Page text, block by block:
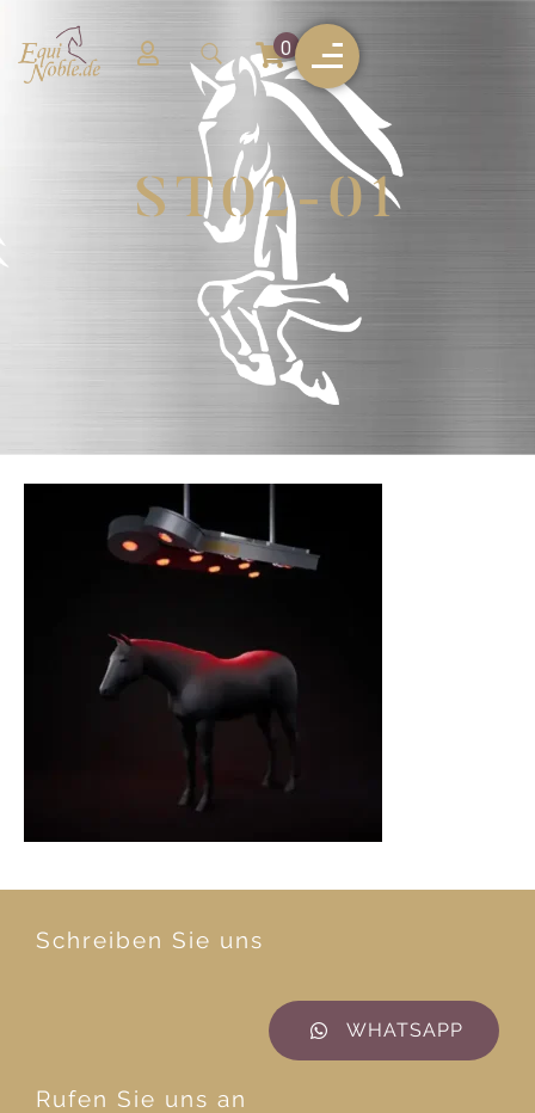
0
ST02-01
Schreiben Sie uns
WHATSAPP
Rufen Sie uns an